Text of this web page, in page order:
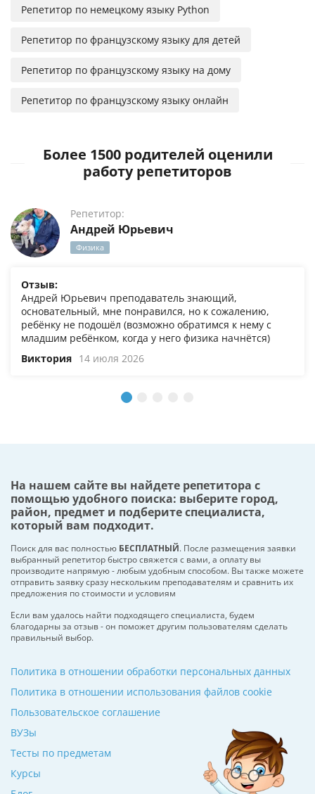
Репетитор по немецкому языку Python
Репетитор по французскому языку для детей
Репетитор по французскому языку на дому
Репетитор по французскому языку онлайн
Более 1500 родителей оценили
работу репетиторов
Репетитор:
Андрей Юрьевич
Физика
Отзыв:
Андрей Юрьевич преподаватель знающий,
основательный, мне понравился, но к сожалению,
ребёнку не подошёл (возможно обратимся к нему с
младшим ребёнком, когда у него физика начнётся)
Виктория 14 июля 2026
На нашем сайте вы найдете репетитора с
помощью удобного поиска: выберите город,
район, предмет и подберите специалиста,
который вам подходит.
Поиск для вас полностью БЕСПЛАТНЫЙ. После размещения заявки
выбранный репетитор быстро свяжется с вами, а оплату вы
производите напрямую - любым удобным способом. Вы также можете
отправить заявку сразу нескольким преподавателям и сравнить их
предложения по стоимости и условиям
Если вам удалось найти подходящего специалиста, будем
благодарны за отзыв - он поможет другим пользователям сделать
правильный выбор.
ВУЗы
Тесты по предметам
Курсы
Политика в отношении обработки персональных данных
Политика в отношении использования файлов cookie
Пользовательское соглашение